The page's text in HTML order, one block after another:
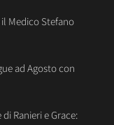
Medico Stefano
ad Agosto con
Ranieri e Grace: